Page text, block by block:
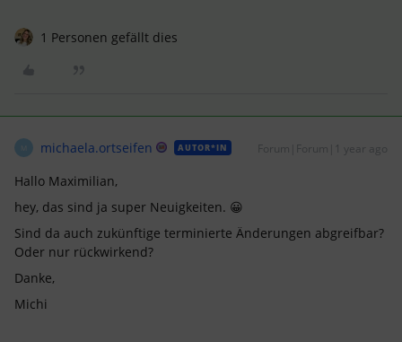
1 Personen gefällt dies
M michaela.ortseifen AUTOR*IN Forum|Forum|1 year ago
Hallo Maximilian,
hey, das sind ja super Neuigkeiten. 😀
Sind da auch zukünftige terminierte Änderungen abgreifbar?
Oder nur rückwirkend?
Danke,
Michi